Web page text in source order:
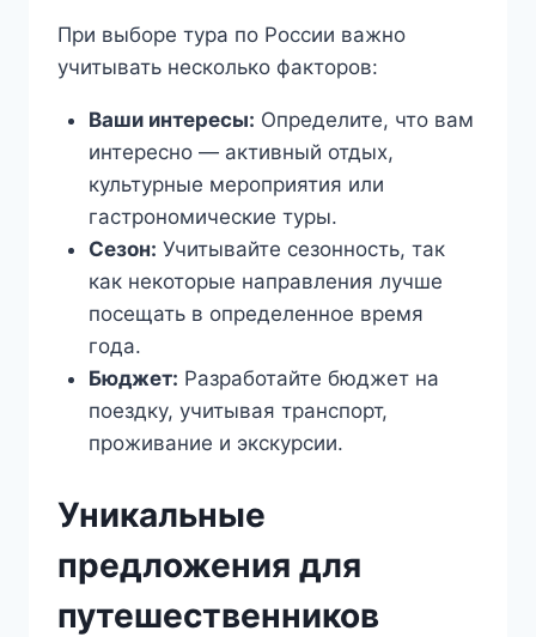
При выборе тура по России важно
учитывать несколько факторов:
Ваши интересы: Определите, что вам
интересно — активный отдых,
культурные мероприятия или
гастрономические туры.
Сезон: Учитывайте сезонность, так
как некоторые направления лучше
посещать в определенное время
года.
Бюджет: Разработайте бюджет на
поездку, учитывая транспорт,
проживание и экскурсии.
Уникальные
предложения для
путешественников